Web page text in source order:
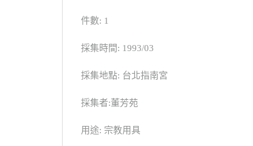
件數: 1
採集時間: 1993/03
採集地點: 台北指南宮
採集者:董芳苑
用途: 宗教用具